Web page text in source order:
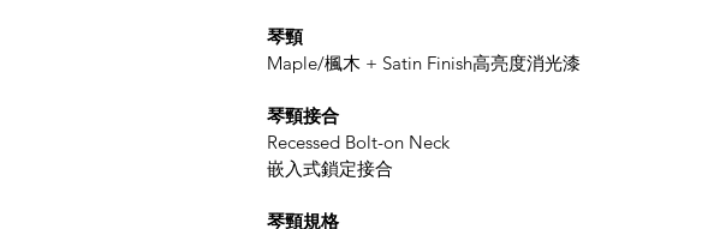
琴頸
Maple/楓木 + Satin Finish高亮度消光漆
琴頸接合
Recessed Bolt-on Neck
嵌入式鎖定接合
琴頸規格